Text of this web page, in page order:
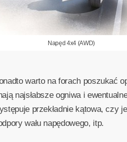
Napęd 4x4 (AWD)
warto na forach poszukać
najsłabsze ogniwa i
przekładnie kątowa, czy
wału napędowego, itp.